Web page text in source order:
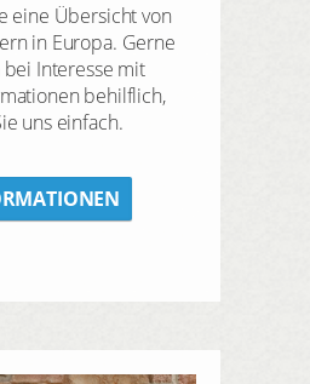
eine Übersicht von
in Europa. Gerne
Interesse mit
behilflich,
uns einfach.